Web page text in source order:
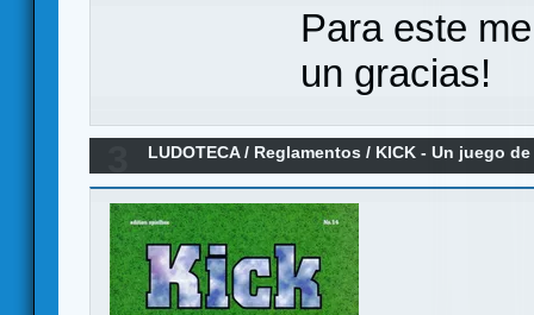
Para este
un gracias!
LUDOTECA/ Reglamentos / KICK - Un juego